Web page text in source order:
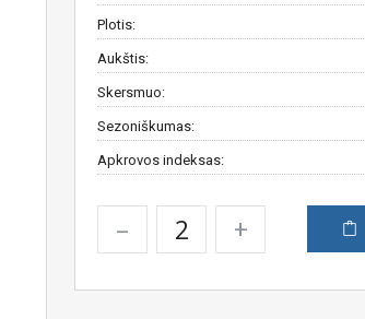
Plotis:
Aukštis:
Skersmuo:
Sezoniškumas:
Apkrovos indeksas:
– +